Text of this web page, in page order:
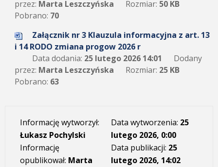
przez: Marta Leszczyńska Rozmiar: 50 KB
Pobrano: 70
Załącznik nr 3 Klauzula informacyjna z art. 13
i 14 RODO zmiana progow 2026 r
Data dodania: 25 lutego 2026 14:01
Dodany
przez: Marta Leszczyńska Rozmiar: 25 KB
Pobrano: 63
Informację wytworzył:
Łukasz Pochylski
Informację
opublikował: Marta
Data wytworzenia: 25
lutego 2026, 0:00
Data publikacji: 25
lutego 2026, 14:02